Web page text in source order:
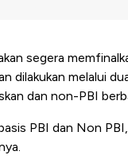
segera
dilakukan melalui
dan non-PBI
PBI dan Non